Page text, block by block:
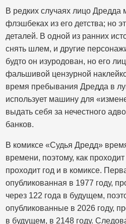
В редких случаях лицо Дредда
флэшбеках из его детства; но
деталей. В одной из ранних
снять шлем, и другие
будто он изуродован, но его
фальшивой цензурной
время пребывания Дредда в
использует машину для
выдать себя за нечестного
банков.
В комиксе «Судья Дредд»
времени, поэтому, как
проходит год и в комиксе.
опубликованная в 1977 году,
через 122 года в будущем,
опубликованные в 2026 году,
в будущем, в 2148 году.